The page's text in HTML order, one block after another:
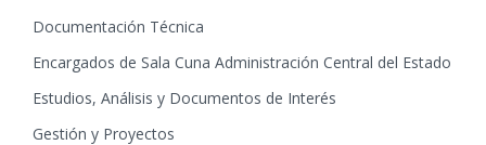
Documentación Técnica
Encargados de Sala Cuna Administración Central del Estado
Estudios, Análisis y Documentos de Interés
Gestión y Proyectos